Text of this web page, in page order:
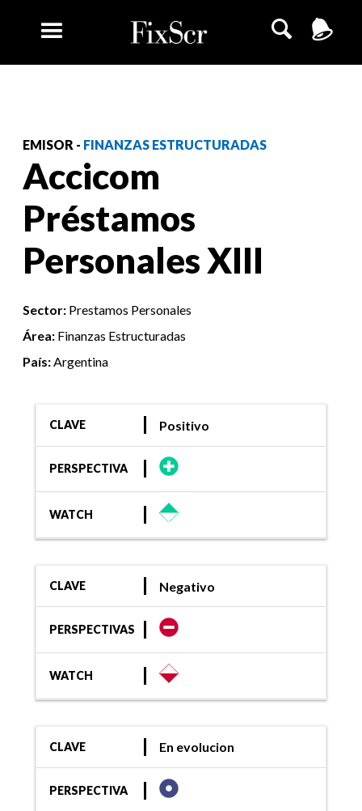
EMISOR - FINANZAS ESTRUCTURADAS
Accicom
Préstamos
Personales XIII
Sector: Prestamos Personales
Área: Finanzas Estructuradas
País:Argentina
CLAVE Positivo
PERSPECTIVA
WATCH
CLAVE Negativo
PERSPECTIVAS
WATCH
CLAVE En evolucion
PERSPECTIVA